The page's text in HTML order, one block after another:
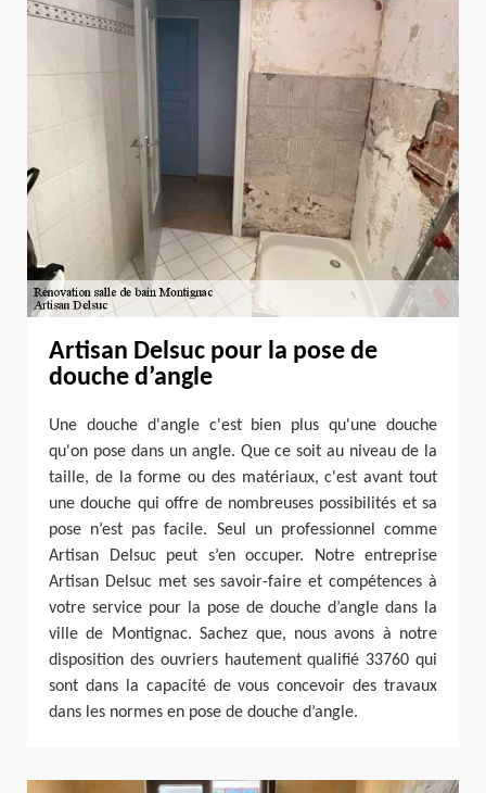
Artisan Delsuc pour la pose de
douche d’angle
Une douche d'angle c'est bien plus qu'une douche
qu'on pose dans un angle. Que ce soit au niveau de la
taille, de la forme ou des matériaux, c'est avant tout
une douche qui offre de nombreuses possibilités et sa
pose n’est pas facile. Seul un professionnel comme
Artisan Delsuc peut s’en occuper. Notre entreprise
Artisan Delsuc met ses savoir-faire et compétences à
votre service pour la pose de douche d’angle dans la
ville de Montignac. Sachez que, nous avons à notre
disposition des ouvriers hautement qualifié 33760 qui
sont dans la capacité de vous concevoir des travaux
dans les normes en pose de douche d’angle.